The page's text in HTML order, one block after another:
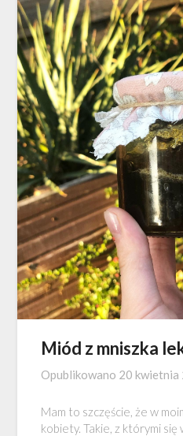
Miód z mniszka
Opublikowano 20 kwietnia
Mam to szczęście, że w
kobiety. Takie, z którymi się